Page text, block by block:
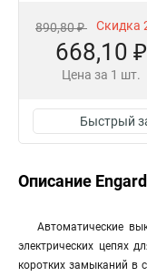
890,80 ₽ Скидка
668,10 ₽
Цена за 1 шт.
Быстрый
Описание
Автоматические
электрических цепях
коротких замыканий в